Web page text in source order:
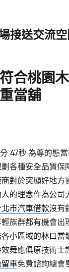
接送交流空
合桃園
當舖
47秒 為尊的態
各種安全品質保
對於突顯好地方
的理念作為公司
北市汽車借款沒有
族群都有機會出
小區域的林口當
舞應俱原技術士
車免費諮詢總會